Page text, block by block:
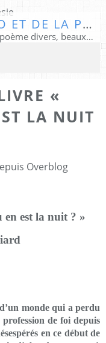
LE MONDE DE LA PHILO ET DE LA POÉSIE
Extraits de livres lus, poèmes perso, poème divers, beaux textes...
«
LA NUIT
Overblog
est la nuit ? »
monde qui a perdu
de foi depuis
en ce début de